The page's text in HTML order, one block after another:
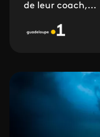
de leur coach,...